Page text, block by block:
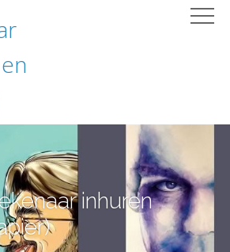
inhuren